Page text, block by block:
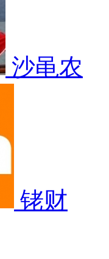
沙黾农
铑财